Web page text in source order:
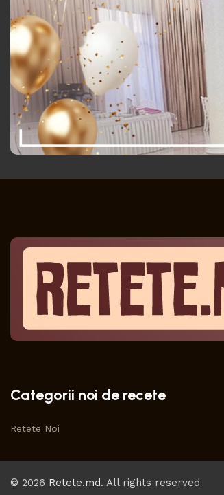
Categorii noi de recete
Retete Noi
© 2026 Retete.md. All rights reserved